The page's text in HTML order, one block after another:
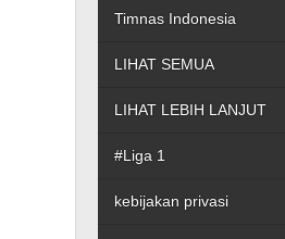
Timnas Indonesia
LIHAT SEMUA
LIHAT LEBIH LANJUT
#Liga 1
kebijakan privasi